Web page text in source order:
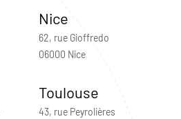
Nice
62, rue Gioffredo
06000 Nice
Toulouse
43, rue Peyrolières